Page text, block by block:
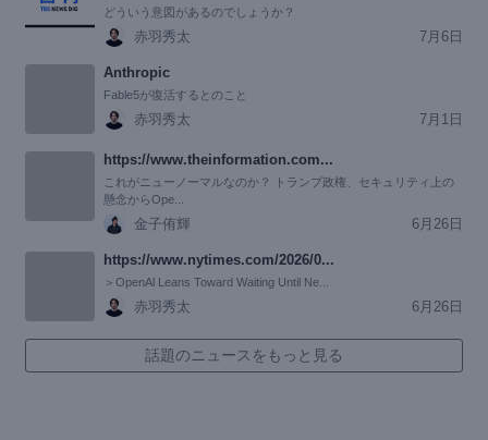
どういう意図があるのでしょうか？
赤羽秀太 7月6日
Anthropic
Fable5が復活するとのこと
赤羽秀太 7月1日
https://www.theinformation.com...
これがニューノーマルなのか？ トランプ政権、セキュリティ上の
懸念からOpe...
金子侑輝 6月26日
https://www.nytimes.com/2026/0...
＞OpenAl Leans Toward Waiting Until Ne...
赤羽秀太 6月26日
話題のニュースをもっと見る